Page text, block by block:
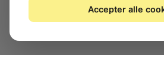
Accepter alle